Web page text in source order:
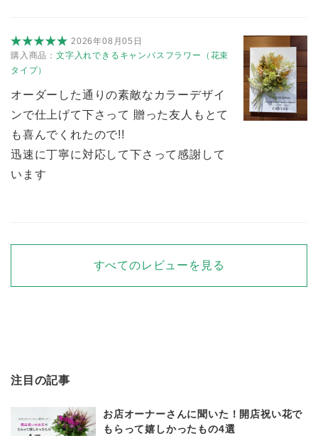
2026年08月05日
購入商品： 文字入れできるキャンバスフラワー（花束
タイプ）
オーダーした通りの素敵なカラーデザイ
ンで仕上げて下さって 贈った友人もとて
も喜んでくれたので!!
迅速に丁寧に対応して下さって感謝して
います
すべてのレビューを見る
注目の記事
お店オーナーさんに聞いた！開店祝い花で
もらって嬉しかったもの4選